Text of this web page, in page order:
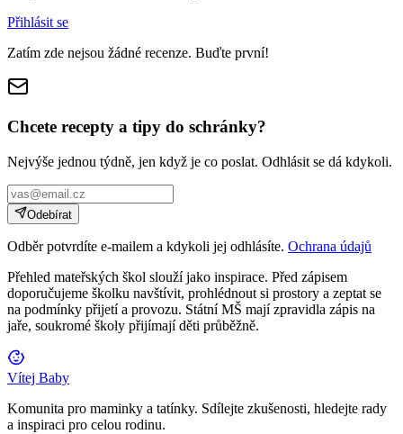
Přihlásit se
Zatím zde nejsou žádné recenze. Buďte první!
Chcete recepty a tipy do schránky?
Nejvýše jednou týdně, jen když je co poslat. Odhlásit se dá kdykoli.
Odebírat
Odběr potvrdíte e-mailem a kdykoli jej odhlásíte. Ochrana údajů
Přehled mateřských škol slouží jako inspirace. Před zápisem
doporučujeme školku navštívit, prohlédnout si prostory a zeptat se
na podmínky přijetí a provozu. Státní MŠ mají zpravidla zápis na
jaře, soukromé školy přijímají děti průběžně.
Vítej Baby
Komunita pro maminky a tatínky. Sdílejte zkušenosti, hledejte rady
a inspiraci pro celou rodinu.